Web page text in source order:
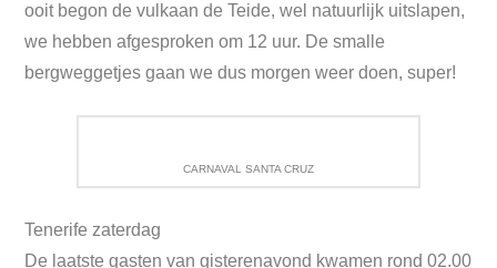
ooit begon de vulkaan de Teide, wel natuurlijk uitslapen,
we hebben afgesproken om 12 uur. De smalle
bergweggetjes gaan we dus morgen weer doen, super!
CARNAVAL SANTA CRUZ
Tenerife zaterdag
De laatste gasten van gisterenavond kwamen rond 02.00